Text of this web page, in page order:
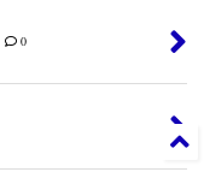
0